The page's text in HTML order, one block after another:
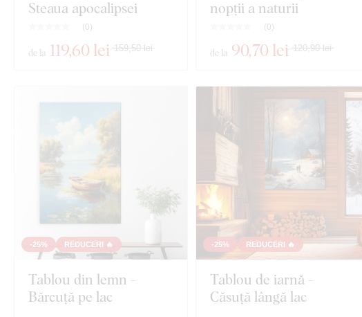
Steaua apocalipsei
( 0)
de la 119,60 lei 159,50 lei
nopții a naturii
( 0)
de la 90,70 lei 120,90 lei
-25% REDUCERI 🔥
Tablou din lemn -
Bărcuță pe lac
-25% REDUCERI 🔥
Tablou de iarnă -
Căsuță lângă lac